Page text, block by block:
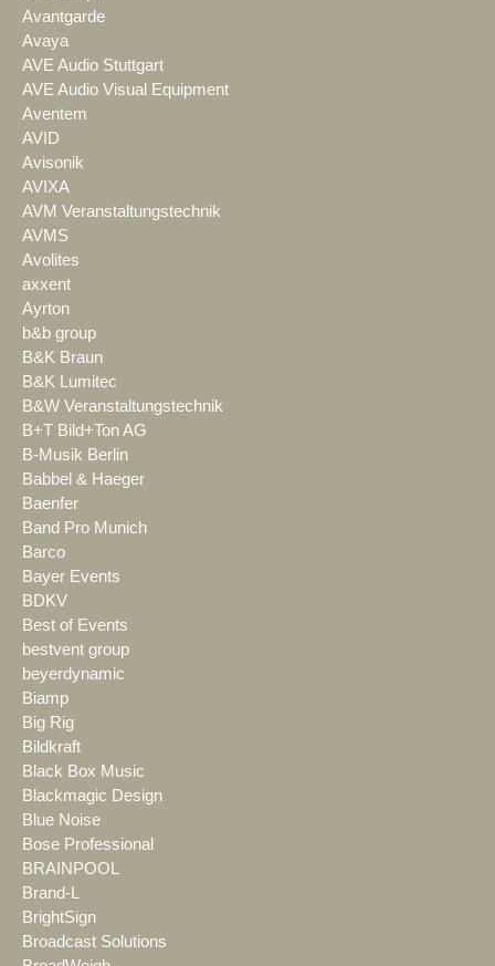
Avantgarde
Avaya
AVE Audio Stuttgart
AVE Audio Visual Equipment
Aventem
AVID
Avisonik
AVIXA
AVM Veranstaltungstechnik
AVMS
Avolites
axxent
Ayrton
b&b group
B&K Braun
B&K Lumitec
B&W Veranstaltungstechnik
B+T Bild+Ton AG
B-Musik Berlin
Babbel & Haeger
Baenfer
Band Pro Munich
Barco
Bayer Events
BDKV
Best of Events
bestvent group
beyerdynamic
Biamp
Big Rig
Bildkraft
Black Box Music
Blackmagic Design
Blue Noise
Bose Professional
BRAINPOOL
Brand-L
BrightSign
Broadcast Solutions